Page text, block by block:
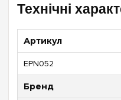
Технічні
Артикул
EPN052
Бренд